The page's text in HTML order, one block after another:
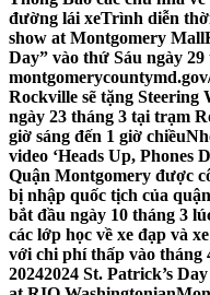
đường lái xeTrình diễn
show at Montgomery Mall
Day” vào thứ Sáu ngày
Rockville sẽ tặng
ngày 23 tháng 3 tại trạm
giờ sáng đến 1 giờ chiều
video ‘Heads Up, Phones
Quận Montgomery được
bị nhập quốc tịch của
bắt đầu ngày 10 tháng 3
các lớp học về xe đạp và
với chi phí thấp vào tháng
20242024 St. Patrick’s